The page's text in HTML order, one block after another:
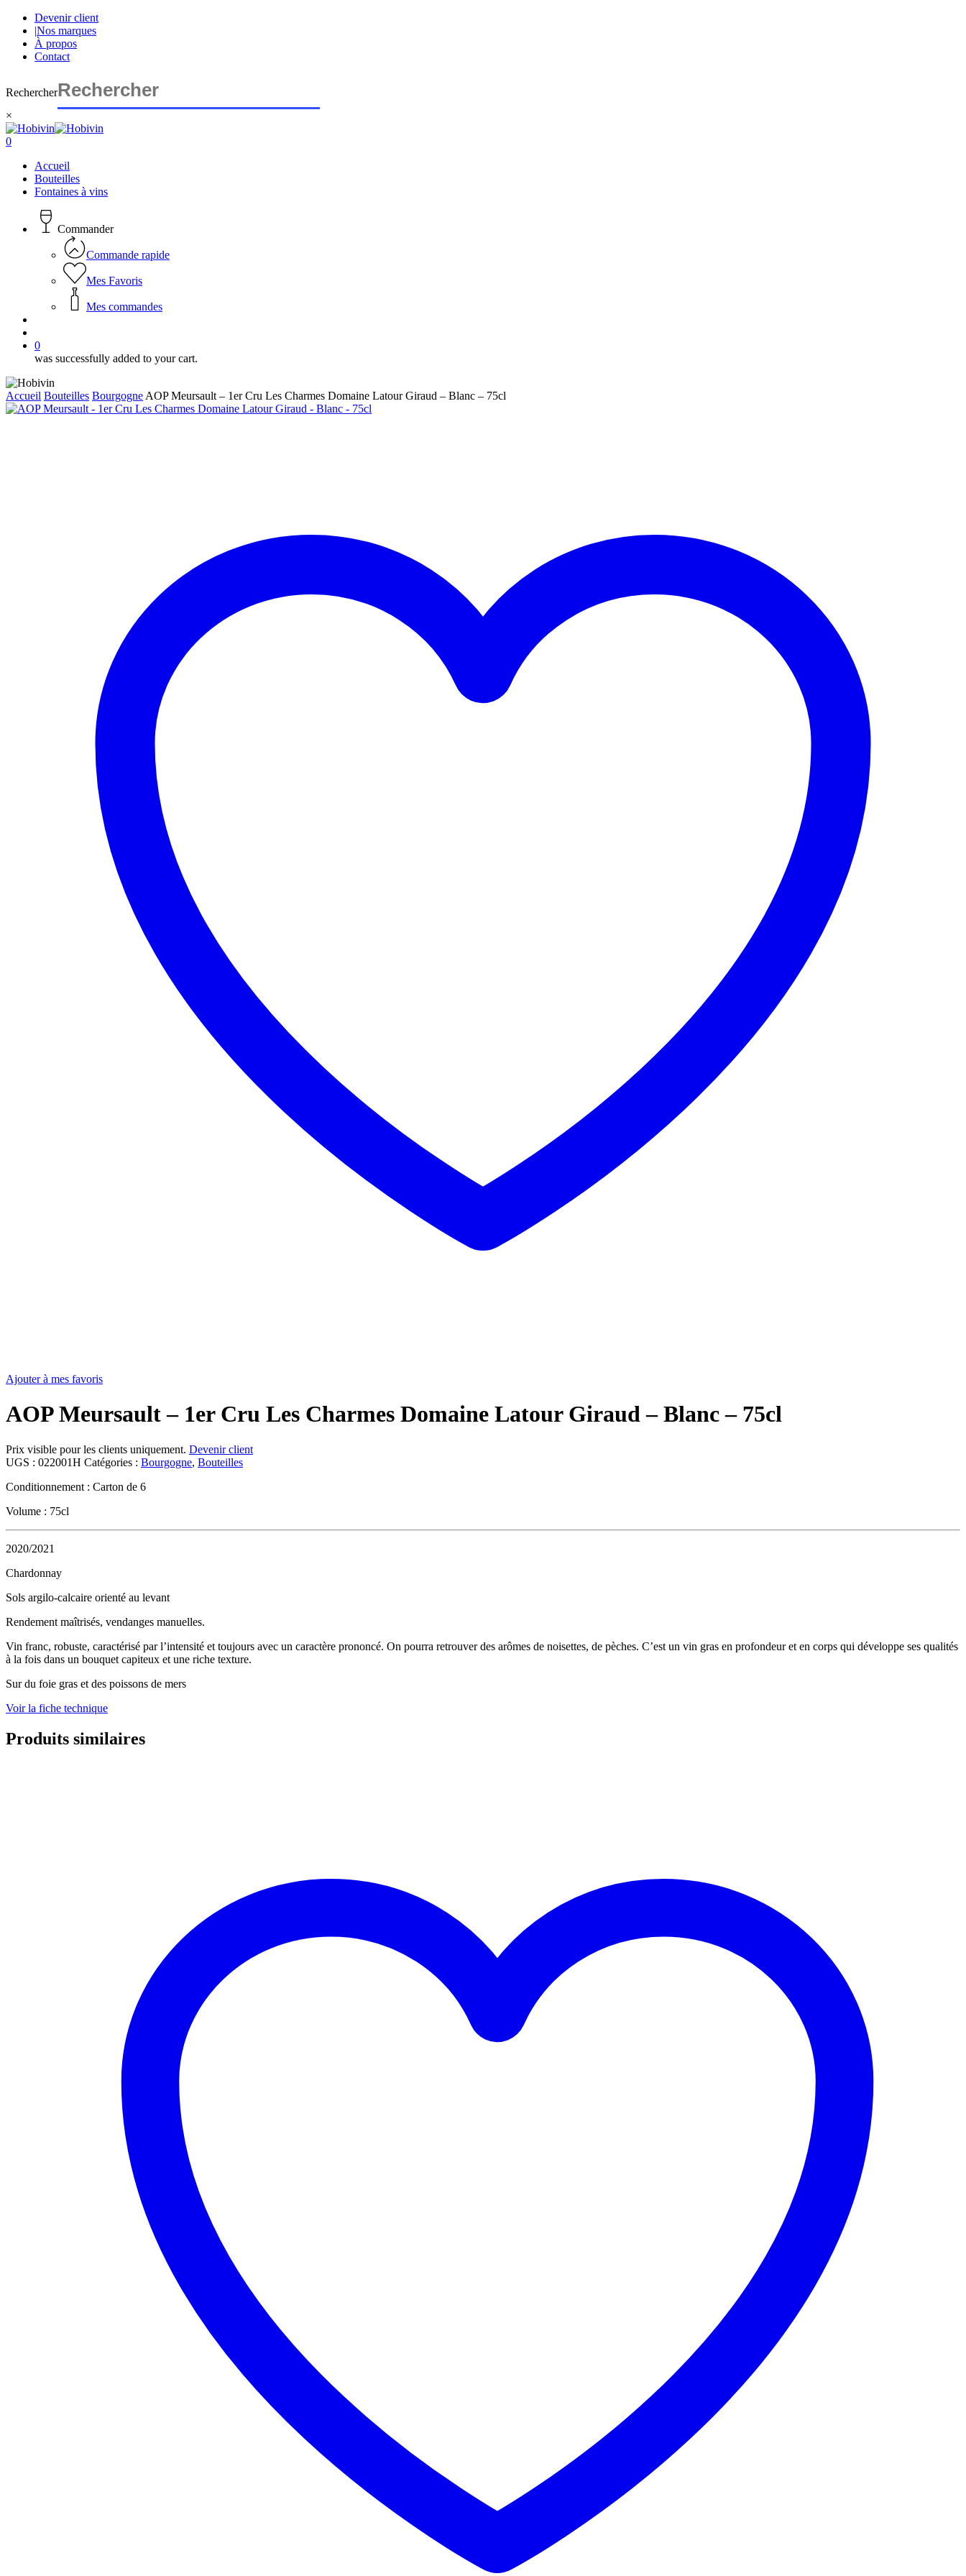
Skip
main
content
Devenir client
|Nos marques
À propos
Contact
Rechercher
×
Close
Search
search
account
0
Accueil
Bouteilles
Fontaines à vins
Commander
Commande rapide
Mes Favoris
Mes commandes
0
was successfully added to your cart.
Accueil Bouteilles Bourgogne AOP Meursault – 1er Cru Les Charmes Domaine Latour Giraud – Blanc – 75cl
Ajouter à mes favoris
AOP Meursault – 1er Cru Les Charmes Domaine Latour Giraud – Blanc – 75cl
Prix visible pour les clients uniquement. Devenir client
UGS : 022001H Catégories : Bourgogne, Bouteilles
Conditionnement : Carton de 6
Volume : 75cl
2020/2021
Chardonnay
Sols argilo-calcaire orienté au levant
Rendement maîtrisés, vendanges manuelles.
Vin franc, robuste, caractérisé par l’intensité et toujours avec un caractère prononcé. On pourra retrouver des arômes de noisettes, de pèches. C’est un vin gras en profondeur et en corps qui développe ses qualités
à la fois dans un bouquet capiteux et une riche texture.
Sur du foie gras et des poissons de mers
Voir la fiche technique
Produits similaires